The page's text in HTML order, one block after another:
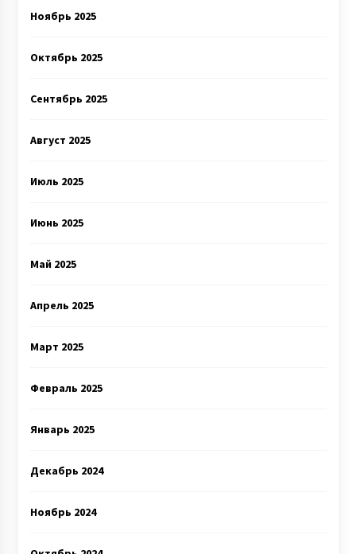
Ноябрь 2025
Октябрь 2025
Сентябрь 2025
Август 2025
Июль 2025
Июнь 2025
Май 2025
Апрель 2025
Март 2025
Февраль 2025
Январь 2025
Декабрь 2024
Ноябрь 2024